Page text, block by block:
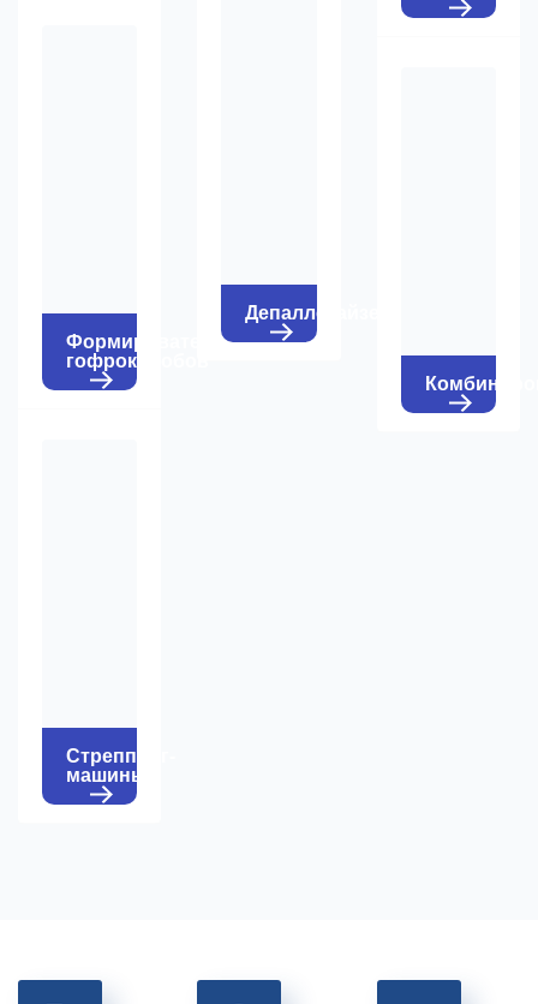
Формирователи
гофрокоробов
Стреппинг-
машины
Депаллетайзеры